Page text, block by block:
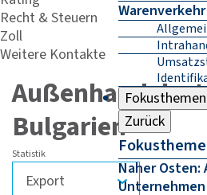
Fokusthemen
Zurück
Naher Osten:
Unternehmen
Recht & Steuern
Zoll
Weitere Kontakte
Bulgarien
Statistik